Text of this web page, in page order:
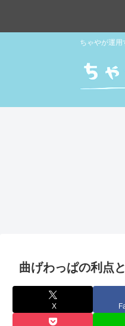
ちゃやが運用
曲げわっぱの利点
X